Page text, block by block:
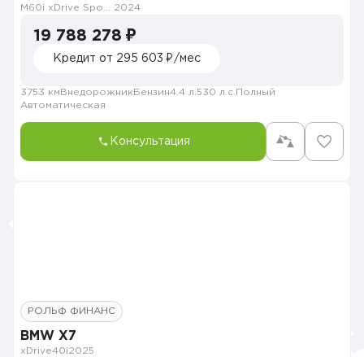
2024
19 788 278 ₽
Кредит от 295 603 ₽/мес
3753 км Внедорожник Бензин4.4 л. 530 л.с. Полный
Автоматическая
Консультация
РОЛЬФ ФИНАНС
BMW X7
xDrive40i2025